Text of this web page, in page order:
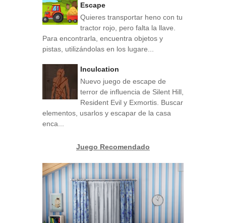
Escape
Quieres transportar heno con tu
tractor rojo, pero falta la llave.
Para encontrarla, encuentra objetos y
pistas, utilizándolas en los lugare...
Inculcation
Nuevo juego de escape de
terror de influencia de Silent Hill,
Resident Evil y Exmortis. Buscar
elementos, usarlos y escapar de la casa
enca...
Juego Recomendado